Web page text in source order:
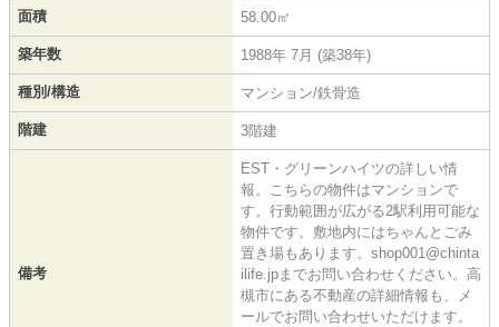
面積 58.00㎡
築年数 1988年 7月 (築38年)
種別/構造 マンション/鉄骨造
階建 3階建
備考
EST・グリーンハイツの詳しい情
報。こちらの物件はマンションで
す。行動範囲が広がる2駅利用可能な
物件です。敷地内にはちゃんとごみ
置き場もあります。shop001@chinta
ilife.jpまでお問い合わせください。高
槻市にある不動産の詳細情報も、メ
ールでお問い合わせいただけます。